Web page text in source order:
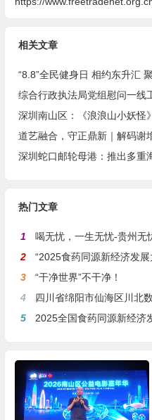
相关文章
“8.8”全民健身日 相约东升汇
综合行政执法局党组慰问一线
深圳南山区：《浪浪山小妖怪
道艺融合，守正鼎新｜解码谢
深圳蛇口邮轮母港：推出多重
热门文章
1
喝无忧，一生无忧-贵州无
2
“2025食药同源新经济发展大会
3
“干净世界”不干净！
4
四川省绵阳市仙海区川北数字电商孵
5
2025全国食药同源新经济